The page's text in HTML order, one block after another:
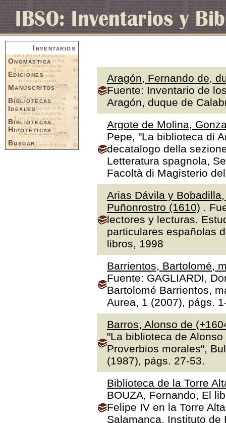
Inventarios
Onomástica
Ediciones
Manuscritos
Bibliotecas
Ideales
Bibliotecas
Hipotéticas
Buscar
Aragón, Fernando de,
Fuente: Inventario de
Aragón, duque de
Argote de Molina,
Pepe, "La biblioteca di
decatalogo della
Letteratura spagnola,
Facoltà di Magisterio
Arias Dávila y
Puñonrostro (1610) .
lectores y lecturas.
particulares españolas
libros, 1998
Barrientos, Bartolomé,
Fuente: GAGLIARDI,
Bartolomé Barrientos,
Aurea, 1 (2007), págs.
Barros, Alonso de
"La biblioteca de
Proverbios morales",
(1987), págs. 27-53.
Biblioteca de la Torre
BOUZA, Fernando, El
Felipe IV en la Torre
Salamanca, Instituto de